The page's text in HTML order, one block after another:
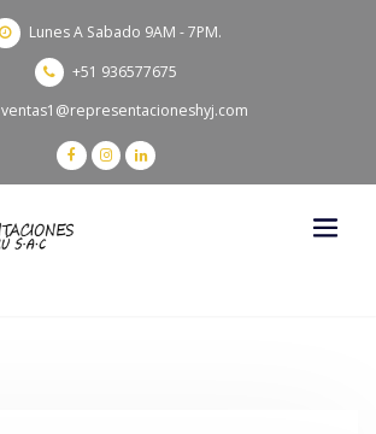
Lunes A Sabado 9AM - 7PM.
+51 936577675
ventas1@representacioneshyj.com